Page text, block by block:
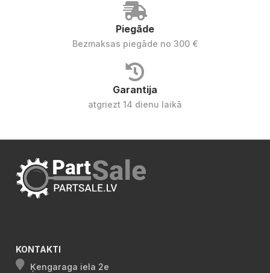
Piegāde
Bezmaksas piegāde no 300 €
Garantija
atgriezt 14 dienu laikā
KONTAKTI
Ķengaraga iela 2e